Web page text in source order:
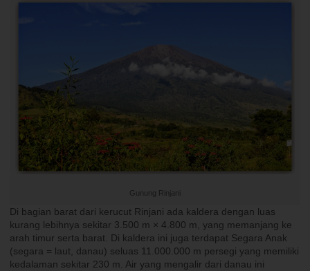
Gunung Rinjani
Di bagian barat dari kerucut Rinjani ada kaldera dengan luas
kurang lebihnya sekitar 3.500 m × 4.800 m, yang memanjang ke
arah timur serta barat. Di kaldera ini juga terdapat Segara Anak
(segara = laut, danau) seluas 11.000.000 m persegi yang memiliki
kedalaman sekitar 230 m. Air yang mengalir dari danau ini